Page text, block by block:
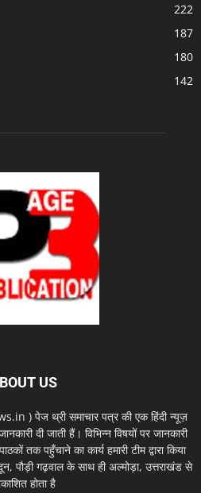
222
187
180
142
US
) पेज थ्री समाचार पत्र की एक हिंदी न्यूज़
दी जाती हैं। विभिन्न विषयों पर जानकारी
तक पहुँचाने का कार्य हमारी टीम द्वारा किया
पौड़ी गढ़वाल के साथ ही अल्मोड़ा, उत्तराखंड से
होता है